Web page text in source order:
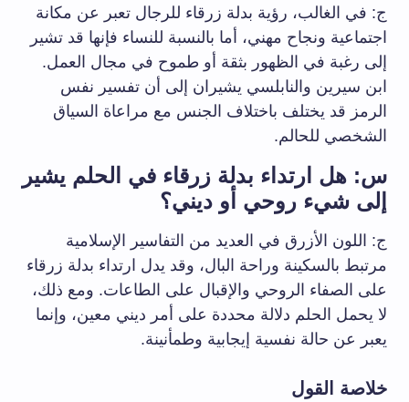
ج: في الغالب، رؤية بدلة زرقاء للرجال تعبر عن مكانة
اجتماعية ونجاح مهني، أما بالنسبة للنساء فإنها قد تشير
إلى رغبة في الظهور بثقة أو طموح في مجال العمل.
ابن سيرين والنابلسي يشيران إلى أن تفسير نفس
الرمز قد يختلف باختلاف الجنس مع مراعاة السياق
الشخصي للحالم.
س: هل ارتداء بدلة زرقاء في الحلم يشير
إلى شيء روحي أو ديني؟
ج: اللون الأزرق في العديد من التفاسير الإسلامية
مرتبط بالسكينة وراحة البال، وقد يدل ارتداء بدلة زرقاء
على الصفاء الروحي والإقبال على الطاعات. ومع ذلك،
لا يحمل الحلم دلالة محددة على أمر ديني معين، وإنما
يعبر عن حالة نفسية إيجابية وطمأنينة.
خلاصة القول